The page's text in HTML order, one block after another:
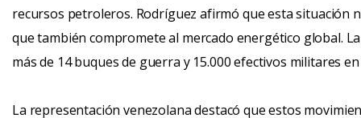
recursos petroleros. Rodríguez afirmó que esta situación
que también compromete al mercado energético global.
más de 14 buques de guerra y 15.000 efectivos militares
La representación venezolana destacó que estos